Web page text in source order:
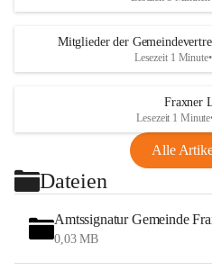
Mitglieder der
Lesezeit 1 Minute•
Fraxner
Lesezeit 1 Minute
Alle
Dateien
Amtssignatur Gemeinde
0,03 MB